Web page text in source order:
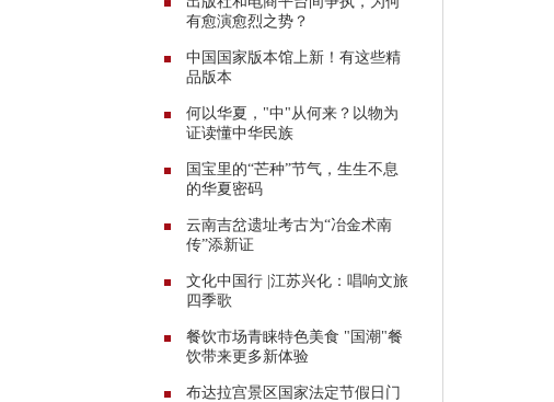
有愈演愈烈之势？
中国国家版本馆上新！有这些精
品版本
何以华夏，"中"从何来？以物为
证读懂中华民族
国宝里的“芒种”节气，生生不息
的华夏密码
云南吉岔遗址考古为“冶金术南
传”添新证
文化中国行 |江苏兴化：唱响文旅
四季歌
餐饮市场青睐特色美食 "国潮"餐
饮带来更多新体验
布达拉宫景区国家法定节假日门